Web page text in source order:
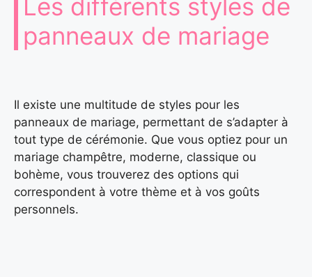
Les différents styles de
panneaux de mariage
Il existe une multitude de styles pour les
panneaux de mariage, permettant de s’adapter à
tout type de cérémonie. Que vous optiez pour un
mariage champêtre, moderne, classique ou
bohème, vous trouverez des options qui
correspondent à votre thème et à vos goûts
personnels.